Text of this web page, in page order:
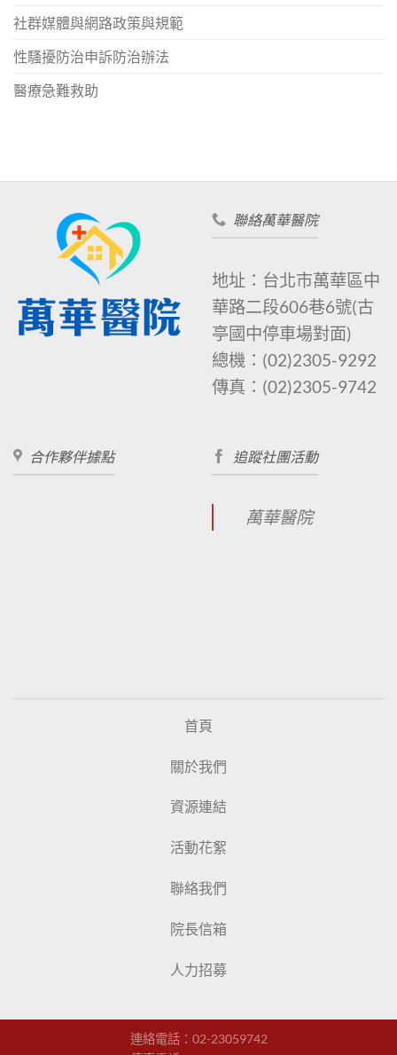
社群媒體與網路政策與規範
性騷擾防治申訴防治辦法
醫療急難救助
聯絡萬華醫院
地址：台北市萬華區中
華路二段606巷6號(古
亭國中停車場對面)
總機： (02)2305-9292
傳真： (02)2305-9742
合作夥伴據點 追蹤社團活動
萬華醫院
首頁
關於我們
資源連結
活動花絮
聯絡我們
院長信箱
人力招募
連絡電話： 02-23059742